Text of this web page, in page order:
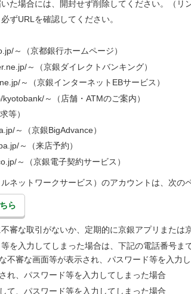
た場合には、開封せず削除してください。（
ずURLを確認してください。
～（京都銀行ホームページ）
～（京銀ダイレクトバンキング）
～（京銀インターネットEBサービス）
～（店舗・ATMのご案内）
等）
～（京銀BigAdvance）
～（来店予約）
～（京銀電子契約サービス）
ネットワークサービス）のアカウントは、次
ら
審な取引がないか、定期的に京銀アプリまたは
を入力してしまった場合は、下記の電話番号ま
不審な画面等が表示され、パスワード等を入力
れ、パスワード等を入力してしまった場合
て、パスワード等を入力してしまった場合